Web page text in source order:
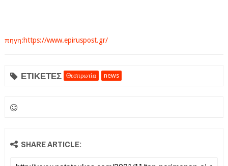
πηγη:https://www.epiruspost.gr/
ΕΤΙΚΕΤΕΣ Θεσπρωτία news
SHARE ARTICLE: